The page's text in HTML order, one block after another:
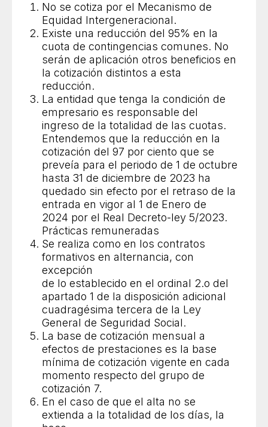
No se cotiza por el Mecanismo de
Equidad Intergeneracional.
Existe una reducción del 95% en la
cuota de contingencias comunes. No
serán de aplicación otros beneficios en
la cotización distintos a esta
reducción.
La entidad que tenga la condición de
empresario es responsable del
ingreso de la totalidad de las cuotas.
Entendemos que la reducción en la
cotización del 97 por ciento que se
preveía para el periodo de 1 de octubre
hasta 31 de diciembre de 2023 ha
quedado sin efecto por el retraso de la
entrada en vigor al 1 de Enero de
2024 por el Real Decreto-ley 5/2023.
Prácticas remuneradas
Se realiza como en los contratos
formativos en alternancia, con
excepción
de lo establecido en el ordinal 2.o del
apartado 1 de la disposición adicional
cuadragésima tercera de la Ley
General de Seguridad Social.
La base de cotización mensual a
efectos de prestaciones es la base
mínima de cotización vigente en cada
momento respecto del grupo de
cotización 7.
En el caso de que el alta no se
extienda a la totalidad de los días, la